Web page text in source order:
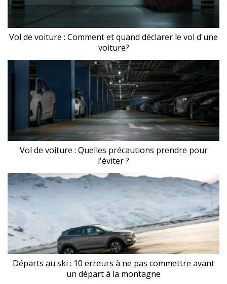
Vol de voiture : Comment et quand déclarer le vol d'une
voiture?
Vol de voiture : Quelles précautions prendre pour
l'éviter ?
Départs au ski : 10 erreurs à ne pas commettre avant
un départ à la montagne